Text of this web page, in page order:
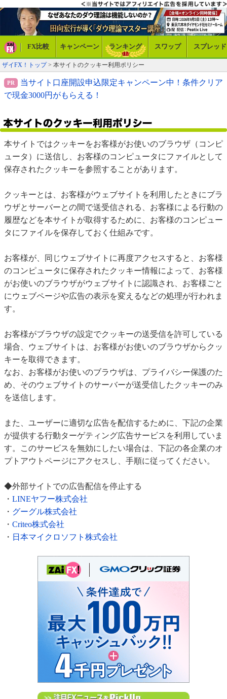
FX比較 キャンペーン ランキング スワップ スプレッド
ザイFX！トップ> 本サイトのクッキー利用ポリシー
当サイト口座開設申込限定キャンペーン中！条件クリア
で現金3000円がもらえる！
本サイトではクッキーをお客様がお使いのブラウザ（コンピ
ュータ）に送信し、お客様のコンピュータにファイルとして
保存されたクッキーを参照することがあります。
クッキーとは、お客様がウェブサイトを利用したときにブラ
ウザとサーバーとの間で送受信される、お客様による行動の
履歴などを本サイトが取得するために、お客様のコンピュー
タにファイルを保存しておく仕組みです。
お客様が、同じウェブサイトに再度アクセスすると、お客様
のコンピュータに保存されたクッキー情報によって、お客様
がお使いのブラウザがウェブサイトに認識され、お客様ごと
にウェブページや広告の表示を変えるなどの処理が行われま
す。
お客様がブラウザの設定でクッキーの送受信を許可している
場合、ウェブサイトは、お客様がお使いのブラウザからクッ
キーを取得できます。
なお、お客様がお使いのブラウザは、プライバシー保護のた
め、そのウェブサイトのサーバーが送受信したクッキーのみ
を送信します。
また、ユーザーに適切な広告を配信するために、下記の企業
が提供する行動ターゲティング広告サービスを利用していま
す。このサービスを無効にしたい場合は、下記の各企業のオ
プトアウトページにアクセスし、手順に従ってください。
◆外部サイトでの広告配信を停止する
・ LINEヤフー株式会社
・ グーグル株式会社
・ Criteo株式会社
・ 日本マイクロソフト株式会社